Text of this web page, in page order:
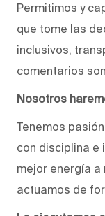
Permitimos y
que tome las
inclusivos,
comentarios
Nosotros
Tenemos
con disciplina e
mejor energía a
actuamos de